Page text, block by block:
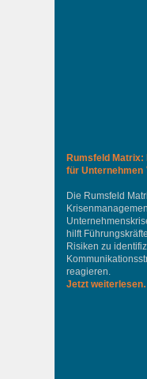
Rumsfeld
für Unternehmen
Die Rumsfeld
hilft
Risiken zu
reagieren.
Jetzt